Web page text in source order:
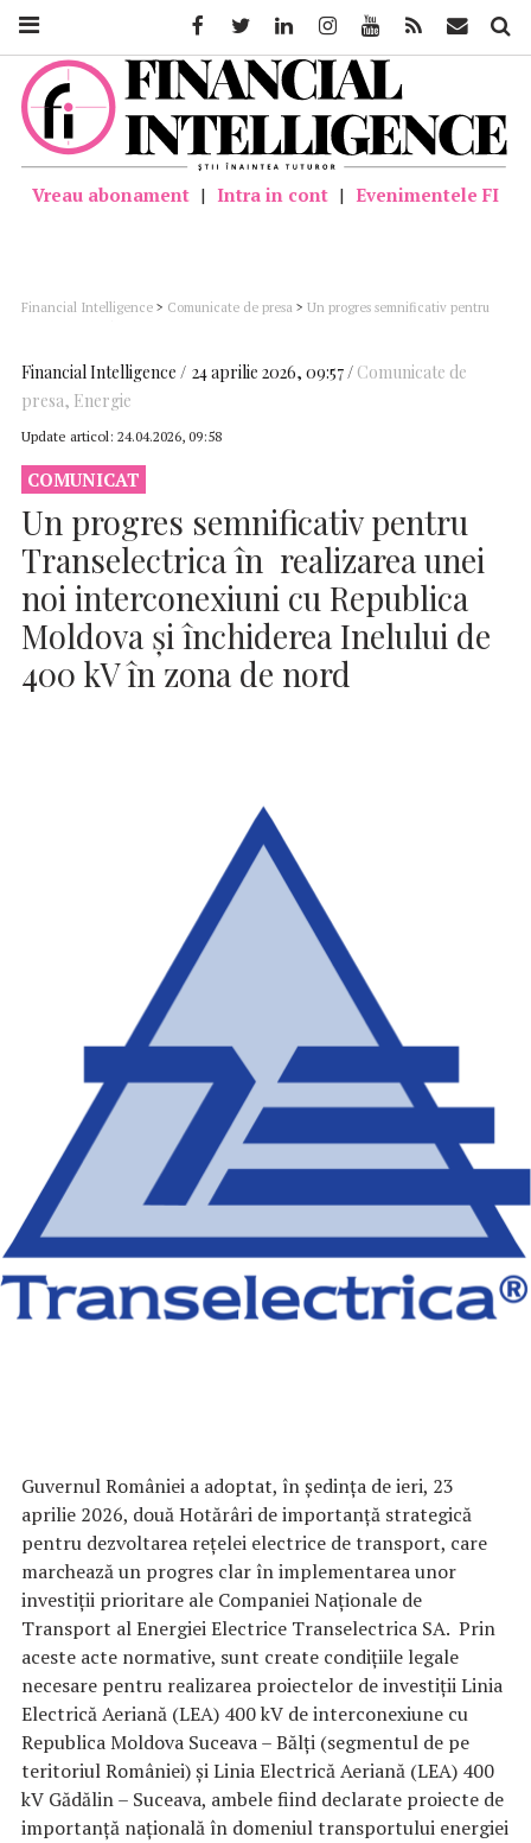
Vreau abonament | Intra in cont | Evenimentele FI
Financial Intelligence > Comunicate de presa > Un progres semnificativ pentru
Financial Intelligence 24 aprilie 2026, 09:57
Comunicate de
presa, Energie
Update articol: 24.04.2026, 09:58
COMUNICAT
Un progres semnificativ pentru
Transelectrica în realizarea unei
noi interconexiuni cu Republica
Moldova și închiderea Inelului de
400 kV în zona de nord
Guvernul României a adoptat, în ședința de ieri, 23
aprilie 2026, două Hotărâri de importanță strategică
pentru dezvoltarea rețelei electrice de transport, care
marchează un progres clar în implementarea unor
investiții prioritare ale Companiei Naționale de
Transport al Energiei Electrice Transelectrica SA. Prin
aceste acte normative, sunt create condițiile legale
necesare pentru realizarea proiectelor de investiții Linia
Electrică Aeriană (LEA) 400 kV de interconexiune cu
Republica Moldova Suceava – Bălți (segmentul de pe
teritoriul României) și Linia Electrică Aeriană (LEA) 400
kV Gădălin – Suceava, ambele fiind declarate proiecte de
importanță națională în domeniul transportului energiei
FacebookTwitter LinkedinInstagramYoutube Feed Mail